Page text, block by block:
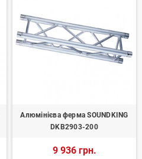
Алюмінієва ферма SOUNDKING
DKB2903-200
9 936 грн.